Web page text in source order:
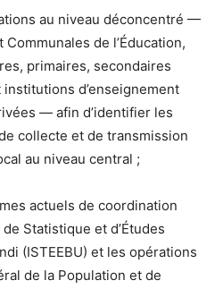
au niveau déconcentré —
de l’Éducation,
primaires, secondaires
d’enseignement
— afin d’identifier les
collecte et de transmission
au niveau central ;
actuels de coordination
Statistique et d’Études
(ISTEEBU) et les opérations
de la Population et de